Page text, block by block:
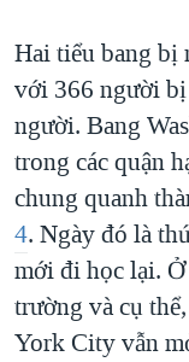
Hai tiểu bang bị
với 366 người
người. Bang
trong các quận
chung quanh
4. Ngày đó là
mới đi học lại.
trường và cụ
York City vẫn